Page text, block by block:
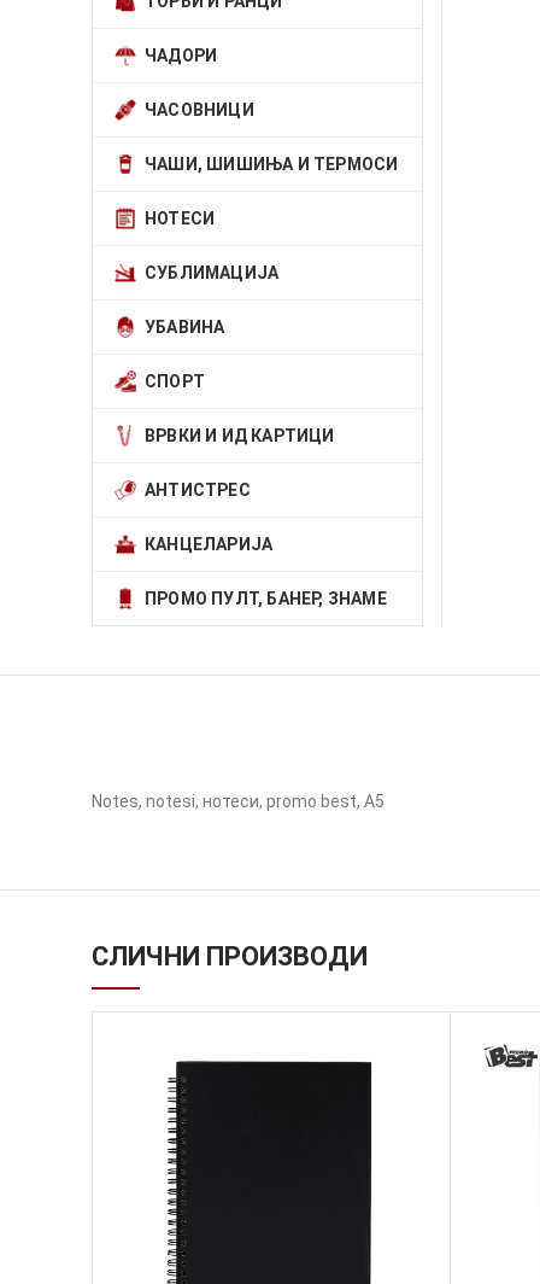
ЧАДОРИ
ЧАСОВНИЦИ
ЧАШИ, ШИШИЊА И ТЕРМОСИ
НОТЕСИ
СУБЛИМАЦИЈА
УБАВИНА
СПОРТ
ВРВКИ И ИД КАРТИЦИ
АНТИСТРЕС
КАНЦЕЛАРИЈА
ПРОМО ПУЛТ, БАНЕР, ЗНАМЕ
Notes, notesi, нотеси, promo best, A5
СЛИЧНИ ПРОИЗВОДИ